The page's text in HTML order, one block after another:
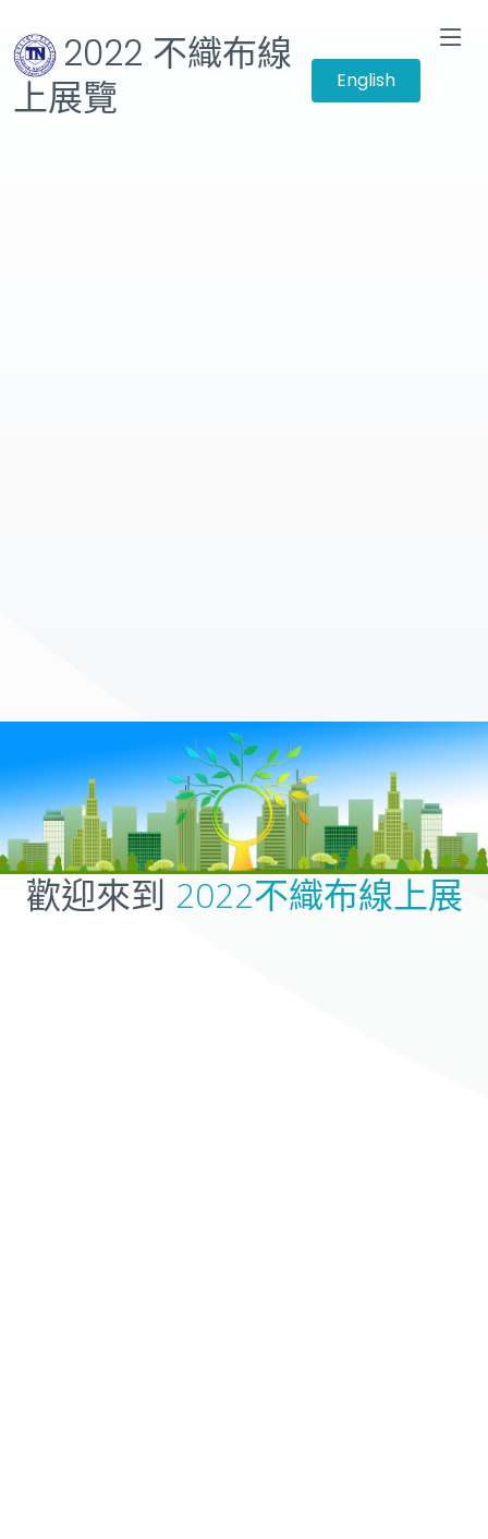
2022 不織布線
上展覽
English
歡迎來到 2022不織布線上展